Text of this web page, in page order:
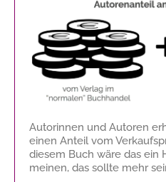
Autorinnen und Autoren
einen Anteil vom
diesem Buch wäre das ein
meinen, das sollte mehr